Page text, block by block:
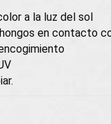
a la luz del sol
en contacto